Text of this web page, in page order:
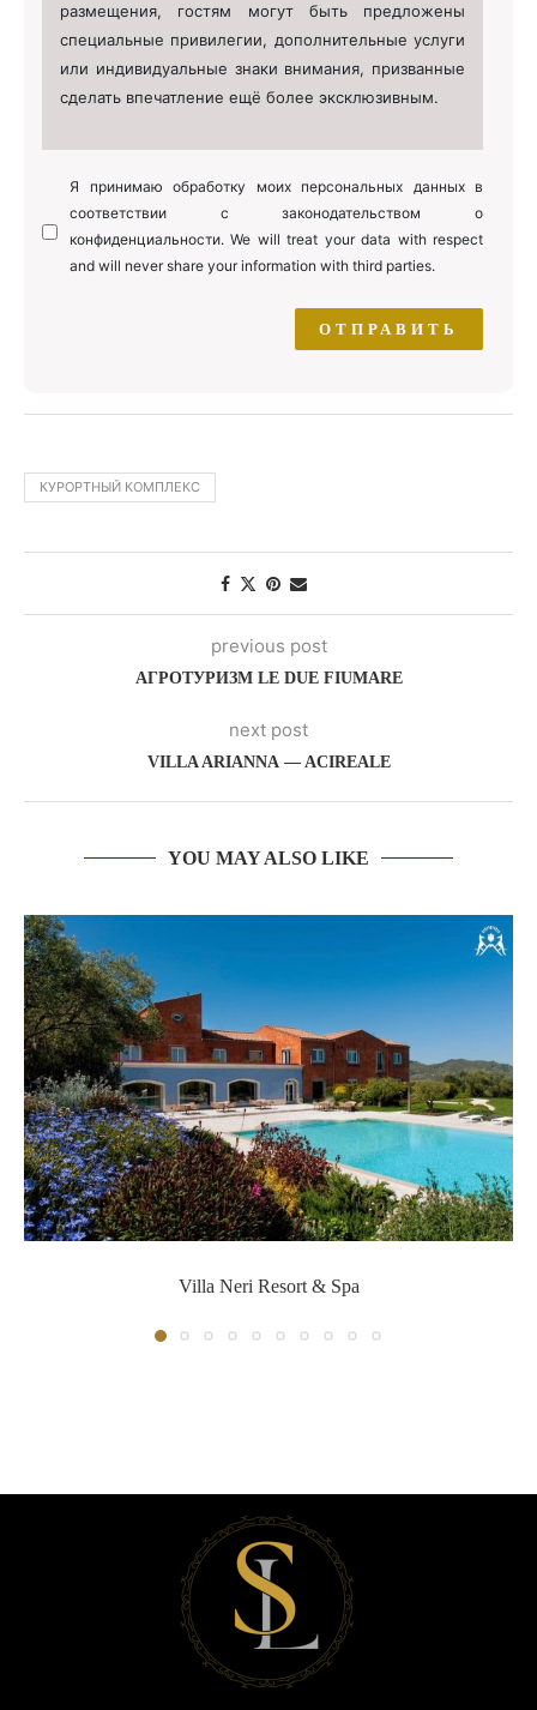
размещения, гостям могут быть предложены
специальные привилегии, дополнительные услуги
или индивидуальные знаки внимания, призванные
сделать впечатление ещё более эксклюзивным.
Я принимаю обработку моих персональных данных в
соответствии с законодательством о
конфиденциальности. We will treat your data with respect
and will never share your information with third parties.
КУРОРТНЫЙ КОМПЛЕКС
previous post
АГРОТУРИЗМ LE DUE FIUMARE
next post
VILLA ARIANNA — ACIREALE
YOU MAY ALSO LIKE
Villa Neri Resort & Spa